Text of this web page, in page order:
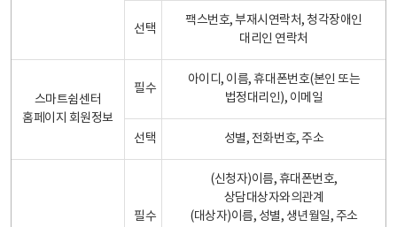
선택
팩스번호, 부재시연락처, 청각장애인
대리인 연락처
스마트쉼센터
홈페이지 회원정보
필수
아이디, 이름, 휴대폰번호(본인 또는
법정대리인), 이메일
선택 성별, 전화번호, 주소
필수
(신청자)이름, 휴대폰번호,
상담대상자와의관계
(대상자)이름, 성별, 생년월일, 주소